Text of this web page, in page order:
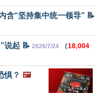
含“坚持集中统一领导” 📝
说起 📝 2026/7/24 （18,004
惧？ 🖼️